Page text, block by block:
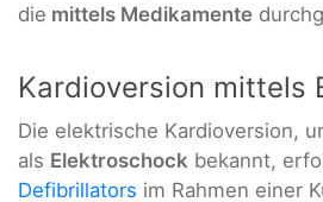
die mittels Medikamente
Kardioversion mittels
Die elektrische Kardioversion,
als Elektroschock bekannt,
Defibrillators im Rahmen einer